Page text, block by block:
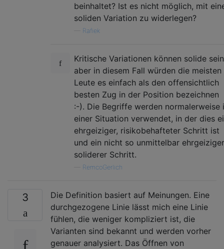
beinhaltet? Ist es nicht möglich, mit
soliden Variation zu widerlegen?
Rafiek
Kritische Variationen können solide
aber in diesem Fall würden die meisten
Leute es einfach als den offensichtlich
besten Zug in der Position bezeichnen
:-). Die Begriffe werden normalerweise
einer Situation verwendet, in der dies
ehrgeiziger, risikobehafteter Schritt ist
und ein nicht so unmittelbar
soliderer Schritt.
RemcoGerlich
3
Die Definition basiert auf Meinungen. Eine
durchgezogene Linie lässt mich eine Linie
fühlen, die weniger kompliziert ist, die
Varianten sind bekannt und werden vorher
genauer analysiert. Das Öffnen von